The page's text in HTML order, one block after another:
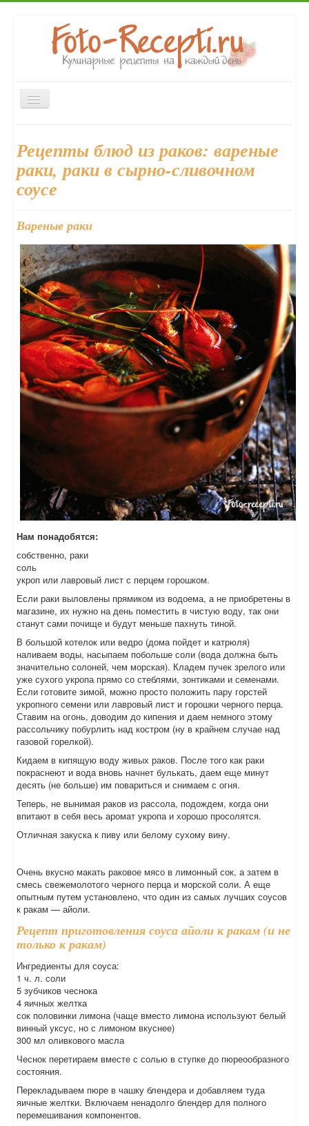
Включить/
выключить
Десерты
Выпечка Напитки
Консервирование
Форум
Рецепты блюд из раков: вареные
раки, раки в сырно-сливочном
соусе
Вареные раки
Нам понадобятся:
собственно, раки
соль
укроп или лавровый лист с перцем горошком.
Если раки выловлены прямиком из водоема, а не приобретены в
магазине, их нужно на день поместить в чистую воду, так они
станут сами почище и будут меньше пахнуть тиной.
В большой котелок или ведро (дома пойдет и катрюля)
наливаем воды, насыпаем побольше соли (вода должна быть
значительно солоней, чем морская). Кладем пучек зрелого или
уже сухого укропа прямо со стеблями, зонтиками и семенами.
Если готовите зимой, можно просто положить пару горстей
укропного семени или лавровый лист и горошки черного перца.
Ставим на огонь, доводим до кипения и даем немного этому
рассольчику побурлить над костром (ну в крайнем случае над
газовой горелкой).
Кидаем в кипящую воду живых раков. После того как раки
покраснеют и вода вновь начнет булькать, даем еще минут
десять (не больше) им повариться и снимаем с огня.
Теперь, не вынимая раков из рассола, подождем, когда они
впитают в себя весь аромат укропа и хорошо просолятся.
Отличная закуска к пиву или белому сухому вину.
Очень вкусно макать раковое мясо в лимонный сок, а затем в
смесь свежемолотого черного перца и морской соли. А еще
опытным путем установлено, что один из самых лучших соусов
к ракам — айоли.
Рецепт приготовления соуса айоли к ракам (и не
только к ракам)
Ингредиенты для соуса:
1 ч. л. соли
5 зубчиков чеснока
4 яичных желтка
сок половинки лимона (чаще вместо лимона используют белый
винный уксус, но с лимоном вкуснее)
300 мл оливкового масла
Чеснок перетираем вместе с солью в ступке до пюреообразного
состояния.
Перекладываем пюре в чашку блендера и добавляем туда
яичные желтки. Включаем ненадолго блендер для полного
перемешивания компонентов.